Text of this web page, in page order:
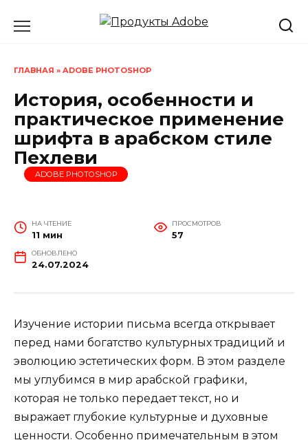
ГЛАВНАЯ » ADOBE PHOTOSHOP
История, особенности и
практическое применение
шрифта в арабском стиле
Пехлеви
ADOBE PHOTOSHOP
НА ЧТЕНИЕ
11 мин
ПРОСМОТРОВ
57
ОБНОВЛЕНО
24.07.2024
Изучение истории письма всегда открывает
перед нами богатство культурных традиций и
эволюцию эстетических форм. В этом разделе
мы углубимся в мир арабской графики,
которая не только передает текст, но и
выражает глубокие культурные и духовные
ценности. Особенно примечательным в этом